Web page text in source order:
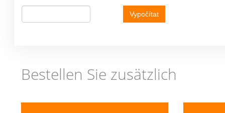
Vypočítat
Bestellen Sie zusätzlich